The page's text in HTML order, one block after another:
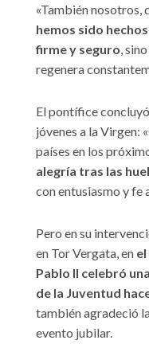
«También nosotros,
hemos sido
firme y seguro,
regenera
El pontífice
jóvenes a la Virgen:
países en los
alegría tras las
con entusiasmo y fe
Pero en su
en Tor Vergata, en
Pablo II celebró
de la Juventud
también agradeció
evento jubilar.